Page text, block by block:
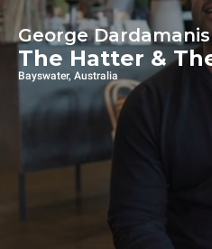
George Dardamanis
The Hatter &
Bayswater, Australia